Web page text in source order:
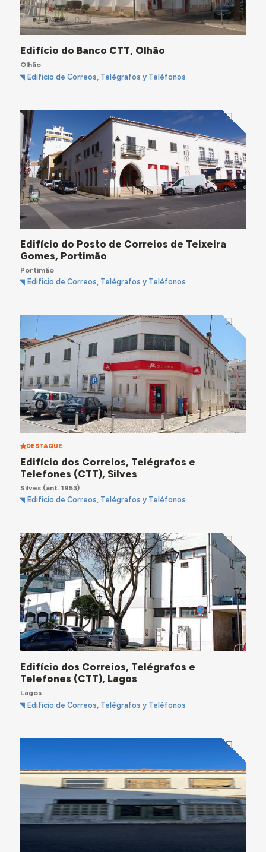
Edifício do Banco CTT, Olhão
Olhão
Edificio de Correos, Telégrafos y Teléfonos
Edifício do Posto de Correios de Teixeira
Gomes, Portimão
Portimão
Edificio de Correos, Telégrafos y Teléfonos
DESTAQUE
Edifício dos Correios, Telégrafos e
Telefones (CTT), Silves
Silves(ant. 1953)
Edificio de Correos, Telégrafos y Teléfonos
Edifício dos Correios, Telégrafos e
Telefones (CTT), Lagos
Lagos
Edificio de Correos, Telégrafos y Teléfonos